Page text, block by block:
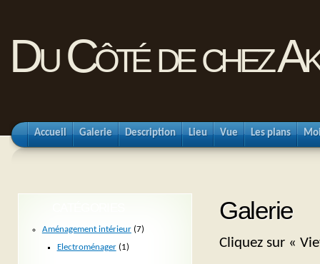
Du Côté de chez
Accueil Galerie Description Lieu Vue Les plans
Galerie
Cliquez sur «
Aménagement intérieur(7)
Electroménager(1)